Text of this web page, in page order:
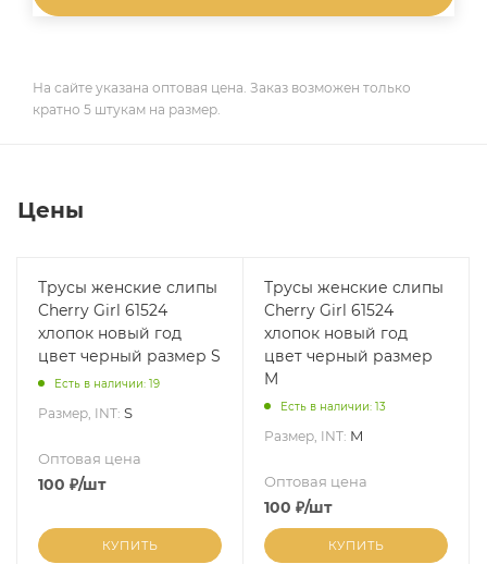
На сайте указана оптовая цена. Заказ возможен только
кратно 5 штукам на размер.
Цены
Трусы женские слипы
Cherry Girl 61524
хлопок новый год
цвет черный размер S
Есть в наличии: 19
Размер, INT: S
Оптовая цена
100 ₽/шт
КУПИТЬ
Трусы женские слипы
Cherry Girl 61524
хлопок новый год
цвет черный размер
M
Есть в наличии: 13
Размер, INT: M
Оптовая цена
100 ₽/шт
КУПИТЬ